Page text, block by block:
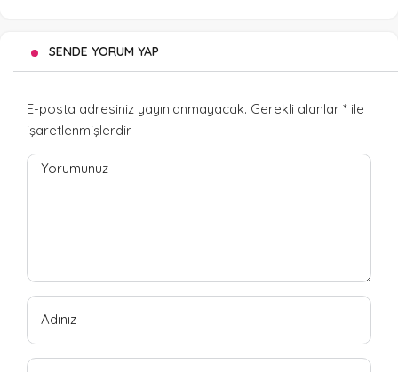
SENDE YORUM YAP
E-posta adresiniz yayınlanmayacak. Gerekli alanlar * ile
işaretlenmişlerdir
Yorumunuz
Adınız